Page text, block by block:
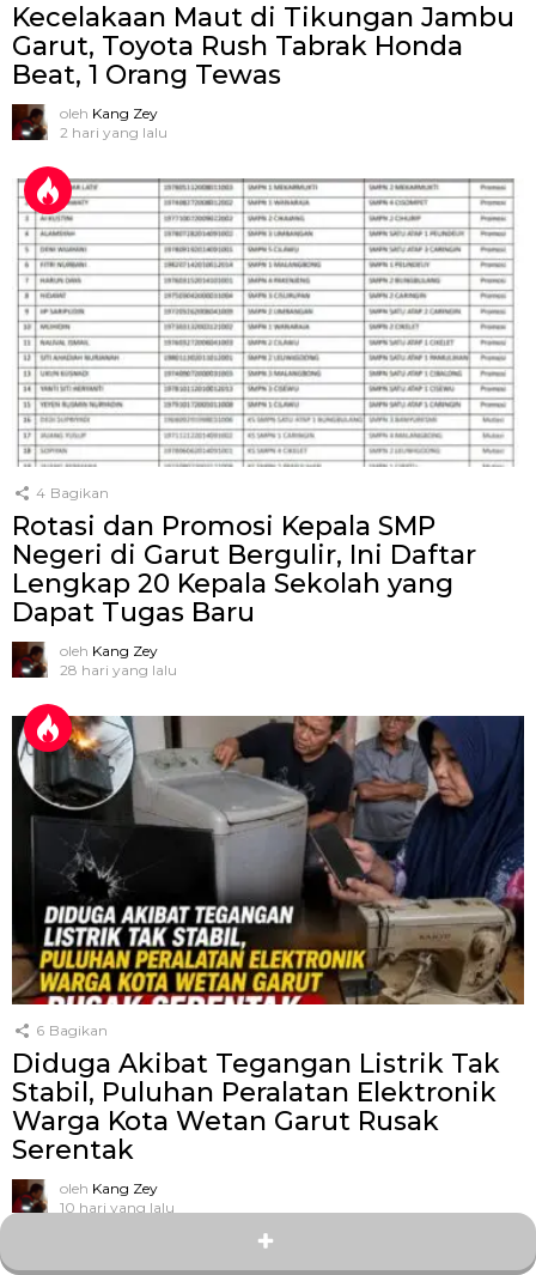
Kecelakaan Maut di Tikungan Jambu
Garut, Toyota Rush Tabrak Honda
Beat, 1 Orang Tewas
oleh Kang Zey
2 hari yang lalu
4 Bagikan
Rotasi dan Promosi Kepala SMP
Negeri di Garut Bergulir, Ini Daftar
Lengkap 20 Kepala Sekolah yang
Dapat Tugas Baru
oleh Kang Zey
28 hari yang lalu
6 Bagikan
Diduga Akibat Tegangan Listrik Tak
Stabil, Puluhan Peralatan Elektronik
Warga Kota Wetan Garut Rusak
Serentak
oleh Kang Zey
10 hari yang lalu